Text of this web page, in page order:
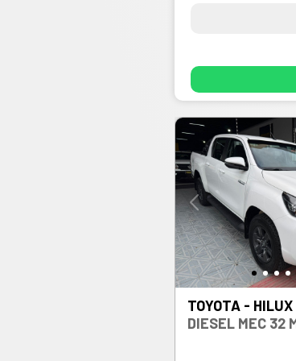
TOYOTA - HILUX